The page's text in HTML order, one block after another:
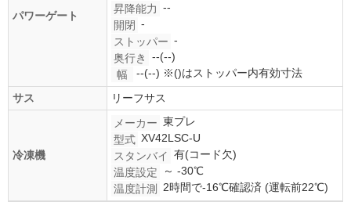
パワーゲート
昇降能力 --
開閉 -
ストッパー -
奥行き
--(--)
幅
--(--) ※()はストッパー内有効寸法
サス
リーフサス
冷凍機
メーカー 東プレ
型式 XV42LSC-U
スタンバイ 有(コード欠)
温度設定
～ -30℃
温度計測
2時間で-16℃確認済 (運転前22℃)